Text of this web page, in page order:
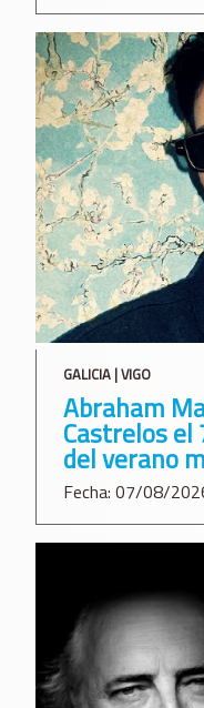
GALICIA | VIGO
Abraham
Castrelos el
del verano
Fecha: 07/08/